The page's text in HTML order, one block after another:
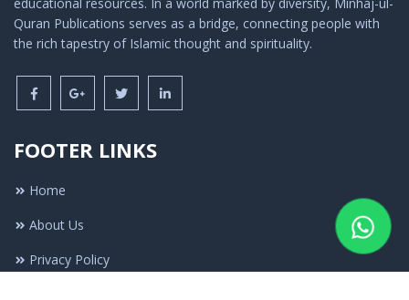
Quran Publications serves as a bridge, connecting people with
the rich tapestry of Islamic thought and spirituality.
FOOTER LINKS
Home
About Us
Privacy Policy